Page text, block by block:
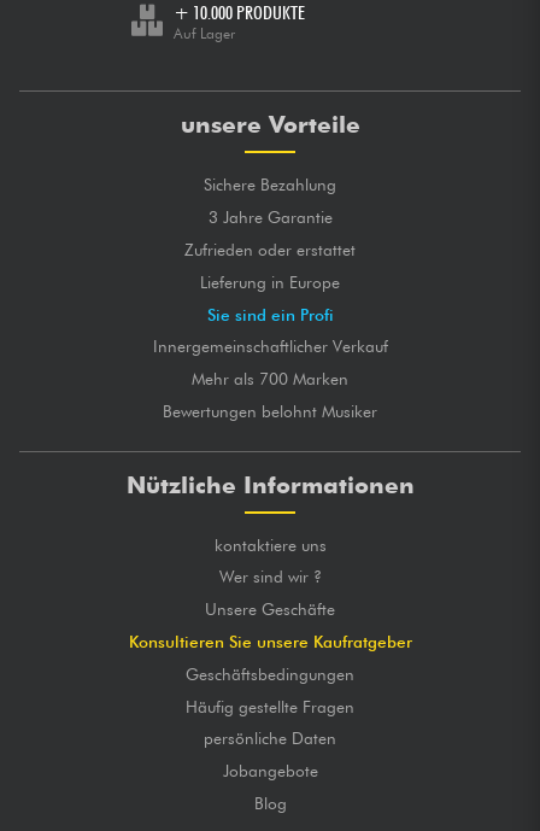
+ 10.000 PRODUKTE
Auf Lager
unsere Vorteile
Sichere Bezahlung
3 Jahre Garantie
Zufrieden oder erstattet
Lieferung in Europe
Sie sind ein Profi
Innergemeinschaftlicher Verkauf
Mehr als 700 Marken
Bewertungen belohnt Musiker
Nützliche Informationen
kontaktiere uns
Wer sind wir ?
Unsere Geschäfte
Konsultieren Sie unsere Kaufratgeber
Geschäftsbedingungen
Häufig gestellte Fragen
persönliche Daten
Jobangebote
Blog